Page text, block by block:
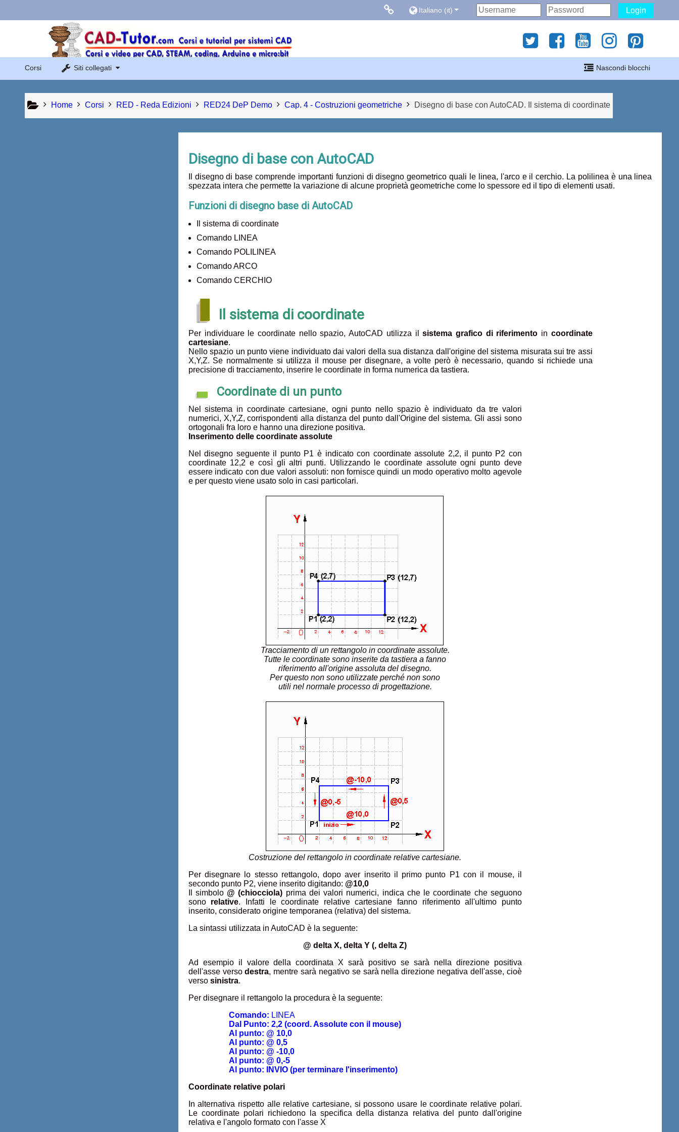
Links Menu
Sito di Corsi in Rete
Sito dei corsi online di AutoCAD
Links collegati
Blog Gasparini
Italiano ‎(it)‎ Login
Corsi Siti collegati Nascondi blocchi
Home Corsi RED - Reda Edizioni RED24 DeP Demo Cap. 4 - Costruzioni geometriche Disegno di base con AutoCAD. Il sistema di coordinate
Disegno di base con AutoCAD
Il disegno di base comprende importanti funzioni di disegno geometrico quali le linea, l'arco e il cerchio. La polilinea è una linea
spezzata intera che permette la variazione di alcune proprietà geometriche come lo spessore ed il tipo di elementi usati.
Funzioni di disegno base di AutoCAD
Il sistema di coordinate
Comando LINEA
Comando POLILINEA
Comando ARCO
Comando CERCHIO
Il sistema di coordinate
Per individuare le coordinate nello spazio, AutoCAD utilizza ilsistema grafico di riferimento in coordinate
cartesiane.
Nello spazio un punto viene individuato dai valori della sua distanza dall'origine del sistema misurata sui tre assi
X,Y,Z. Se normalmente si utilizza il mouse per disegnare, a volte però è necessario, quando si richiede una
precisione di tracciamento, inserire le coordinate in forma numerica da tastiera.
Coordinate di un punto
Nel sistema in coordinate cartesiane, ogni punto nello spazio è individuato da tre valori
numerici, X,Y,Z, corrispondenti alla distanza del punto dall'Origine del sistema. Gli assi sono
ortogonali fra loro e hanno una direzione positiva.
Inserimento delle coordinate assolute
Nel disegno seguente il punto P1 è indicato con coordinate assolute 2,2, il punto P2 con
coordinate 12,2 e così gli altri punti. Utilizzando le coordinate assolute ogni punto deve
essere indicato con due valori assoluti: non fornisce quindi un modo operativo molto agevole
e per questo viene usato solo in casi particolari.
Tracciamento di un rettangolo in coordinate assolute.
Tutte le coordinate sono inserite da tastiera a fanno
riferimento all'origine assoluta del disegno.
Per questo non sono utilizzate perché non sono
utili nel normale processo di progettazione.
Costruzione del rettangolo in coordinate relative cartesiane.
Per disegnare lo stesso rettangolo, dopo aver inserito il primo punto P1 con il mouse, il
secondo punto P2, viene inserito digitando: @10,0
Il simbolo @ (chiocciola) prima dei valori numerici, indica che le coordinate che seguono
sono relative. Infatti le coordinate relative cartesiane fanno riferimento all'ultimo punto
inserito, considerato origine temporanea (relativa) del sistema.
La sintassi utilizzata in AutoCAD è la seguente:
@ delta X, delta Y (, delta Z)
Ad esempio il valore della coordinata X sarà positivo se sarà nella direzione positiva
dell'asse versodestra, mentre sarà negativo se sarà nella direzione negativa dell'asse, cioè
verso sinistra.
Per disegnare il rettangolo la procedura è la seguente:
Comando: LINEA
Dal Punto: 2,2 (coord. Assolute con il mouse)
Al punto: @ 10,0
Al punto: @ 0,5
Al punto: @ -10,0
Al punto: @ 0,-5
Al punto: INVIO (per terminare l'inserimento)
Coordinate relative polari
In alternativa rispetto alle relative cartesiane, si possono usare le coordinate relative polari.
Le coordinate polari richiedono la specifica della distanza relativa del punto dall'origine
relativa e l'angolo formato con l'asse X